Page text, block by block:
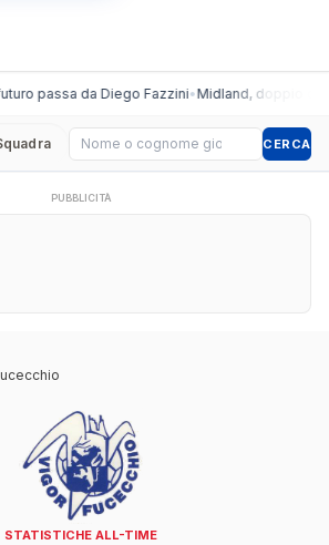
passa da Diego Fazzini•Midland, doppio
Cerca giocatore CERCA
PUBBLICITÀ
STATISTICHE ALL-TIME